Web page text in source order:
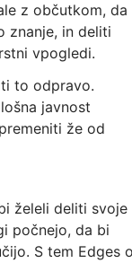
z občutkom, da
znanje, in deliti
vpogledi.
to odpravo.
javnost
že od
želeli deliti svoje
počnejo, da bi
S tem Edges